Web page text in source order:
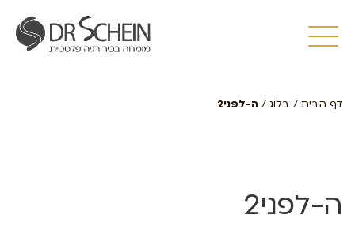
דף הבית / בלוג / ה-לפני2
ה-לפני2